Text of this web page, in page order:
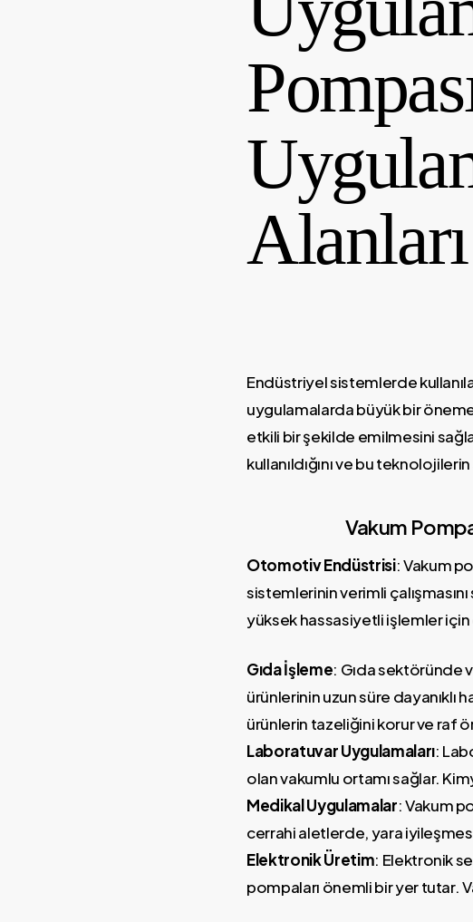
Alanları
Endüstriyel sistemlerde
uygulamalarda büyük bir
etkili bir şekilde emilmesini
kullanıldığını ve bu
Vakum
Otomotiv Endüstrisi: Vakum
sistemlerinin verimli
yüksek hassasiyetli işlemler
Gıda İşleme: Gıda sektöründe
ürünlerinin uzun süre
ürünlerin tazeliğini korur ve raf
Laboratuvar Uygulamaları:
olan vakumlu ortamı sağlar.
Medikal Uygulamalar: Vakum
cerrahi aletlerde, yara
Elektronik Üretim: Elektronik
pompaları önemli bir yer tutar.